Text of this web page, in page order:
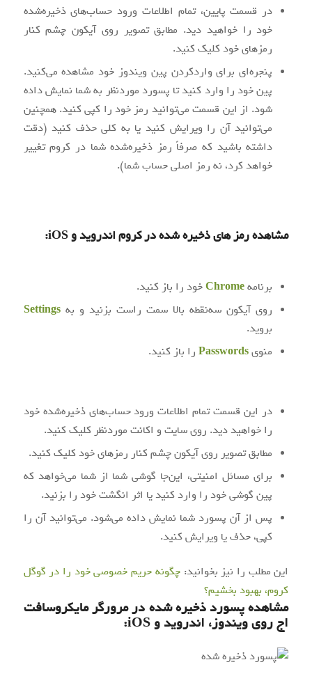
در قسمت پایین، تمام اطلاعات ورود حساب‌های ذخیره‌شده
خود را خواهید دید. مطابق تصویر روی آیکون چشم کنار
رمزهای خود کلیک کنید.
پنجره‌ای برای واردکردن پین ویندوز خود مشاهده می‌کنید.
پین خود را وارد کنید تا پسورد موردنظر به شما نمایش داده
شود. از این قسمت می‌توانید رمز خود را کپی کنید. همچنین
می‌توانید آن را ویرایش کنید یا به کلی حذف کنید (دقت
داشته باشید که صرفاً رمز ذخیره‌شده شما در کروم تغییر
خواهد کرد، نه رمز اصلی حساب شما).
مشاهده رمز های ذخیره‌ شده در کروم اندروید وiOS
:
برنامهChromeخود را باز کنید.
روی آیکون سه‌نقطه بالا سمت راست بزنید و بهSettings
بروید.
منویPasswordsرا باز کنید.
در این قسمت تمام اطلاعات ورود حساب‌های ذخیره‌شده خود
را خواهید دید. روی سایت و اکانت موردنظر کلیک کنید.
مطابق تصویر روی آیکون چشم کنار رمزهای خود کلیک کنید.
برای مسائل امنیتی، این‌جا گوشی شما از شما می‌خواهد که
پین گوشی خود را وارد کنید یا اثر انگشت خود را بزنید.
پس از آن پسورد شما نمایش داده می‌شود. می‌توانید آن را
کپی، حذف یا ویرایش کنید.
این مطلب را نیز بخوانید:چگونه حریم خصوصی خود را در گوگل
کروم، بهبود بخشیم؟
مشاهده پسورد ذخیره‌ شده درمرورگرمایکروسافت
اجروی ویندوز، اندروید وiOS
: